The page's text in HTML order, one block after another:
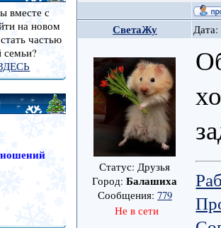
вместе с
на новом
частью
СветаЖу
Статус: Друзья
Город:Балашиха
Сообщения: 779
Не в сети